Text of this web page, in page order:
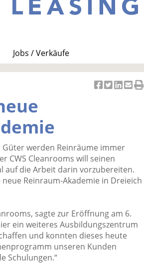
Jobs / Verkäufe
uf
F
ac
e
o
k
te
il
wi
tt
er
n
uf
Li
n
k
n
te
il
e
er
m
ai
er
se
n
n
werden Reinräume immer
CWS Cleanrooms will seinen
auf die Arbeit darin vorzubereiten.
Reinraum-Akademie in Dreieich
sagte zur Eröffnung am 6.
ein weiteres Ausbildungszentrum
und konnten dieses heute
unseren Kunden
Schulungen.“